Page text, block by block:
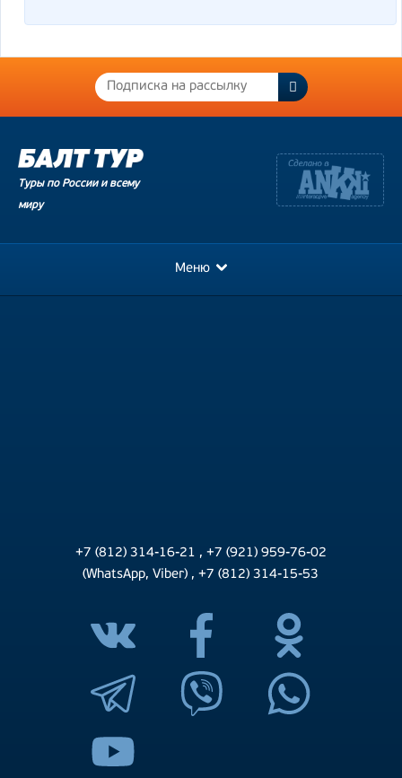
Туры по России и всему
миру
Меню
+7 (812) 314-16-21 , +7 (921) 959-76-02
(WhatsApp, Viber) ,+7 (812) 314-15-53